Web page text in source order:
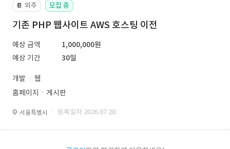
📔 외주 모집 중
기존 PHP 웹사이트 AWS 호스팅 이전
예상 금액
1,000,000원
예상 기간
30일
개발
웹
홈페이지ㆍ게시판
서울특별시 · 등록일자 2026.07.28.